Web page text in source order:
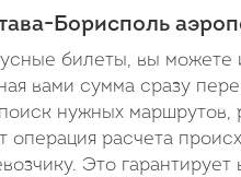
Борисполь
билеты, вы можете
вами сумма сразу
нужных маршрутов,
расчета
Это